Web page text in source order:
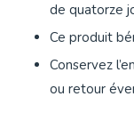
de quatorze
Ce produit
Conservez
ou retour